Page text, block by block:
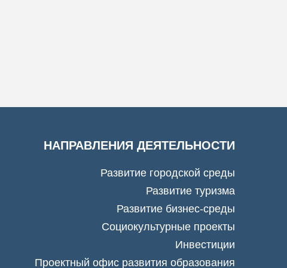
НАПРАВЛЕНИЯ ДЕЯТЕЛЬНОСТИ
Развитие городской среды
Развитие туризма
Развитие бизнес-среды
Социокультурные проекты
Инвестиции
Проектный офис развития образования